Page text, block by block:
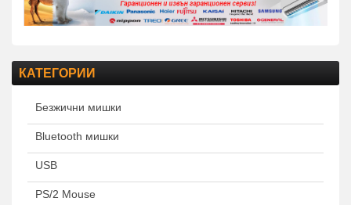
КАТЕГОРИИ
Безжични мишки
Bluetooth мишки
USB
PS/2 Mouse